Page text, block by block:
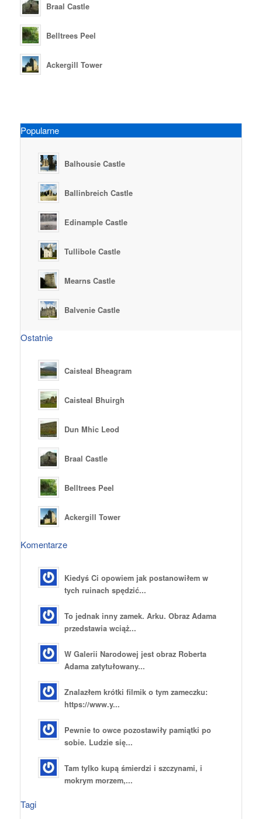
Braal Castle
Belltrees Peel
Ackergill Tower
Popularne
Balhousie Castle
Ballinbreich Castle
Edinample Castle
Tullibole Castle
Mearns Castle
Balvenie Castle
Ostatnie
Caisteal Bheagram
Caisteal Bhuirgh
Dun Mhic Leod
Braal Castle
Belltrees Peel
Ackergill Tower
Komentarze
Kiedyś Ci opowiem jak postanowiłem w
tych ruinach spędzić...
To jednak inny zamek. Arku. Obraz Adama
przedstawia wciąż...
W Galerii Narodowej jest obraz Roberta
Adama zatytułowany...
Znalazłem krótki filmik o tym zameczku:
https://www.y...
Pewnie to owce pozostawiły pamiątki po
sobie. Ludzie się...
Tam tylko kupą śmierdzi i szczynami, i
mokrym morzem,...
Tagi